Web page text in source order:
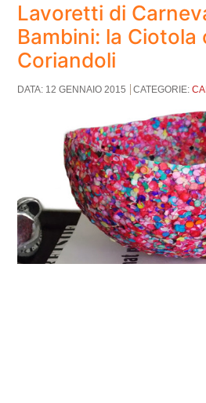
Lavoretti di
Bambini: la Ciotola
Coriandoli
DATA: 12 GENNAIO 2015 CATEGORIE: